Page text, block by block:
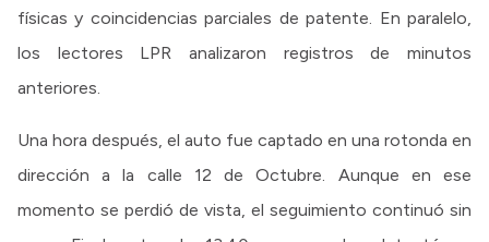
físicas y coincidencias parciales de patente. En paralelo,
los lectores LPR analizaron registros de minutos
anteriores.
Una hora después, el auto fue captado en una rotonda en
dirección a la calle 12 de Octubre. Aunque en ese
momento se perdió de vista, el seguimiento continuó sin